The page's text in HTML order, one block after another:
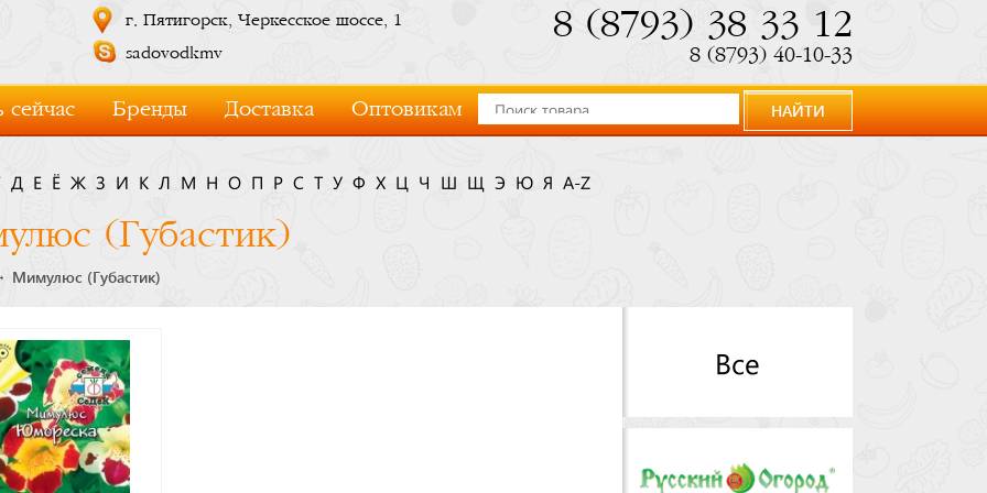
г. Пятигорск, Черкесское шоссе, 1
sadovodkmv
8 (8793) 38 33 12
8 (8793) 40-10-33
сейчас Бренды Доставка Оптовикам НАЙТИ
Д Е Ё Ж З И К Л М Н О П Р С Т У Ф Х Ч Э Ю Я A-Z
(Губастик)
Мимулюс (Губастик)
Все